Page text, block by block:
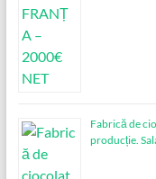
Fabrică de
producție.